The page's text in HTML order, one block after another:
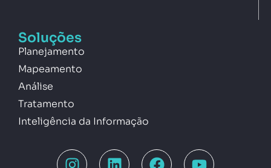
Soluções
Planejamento
Mapeamento
Análise
Tratamento
Inteligência da Informação